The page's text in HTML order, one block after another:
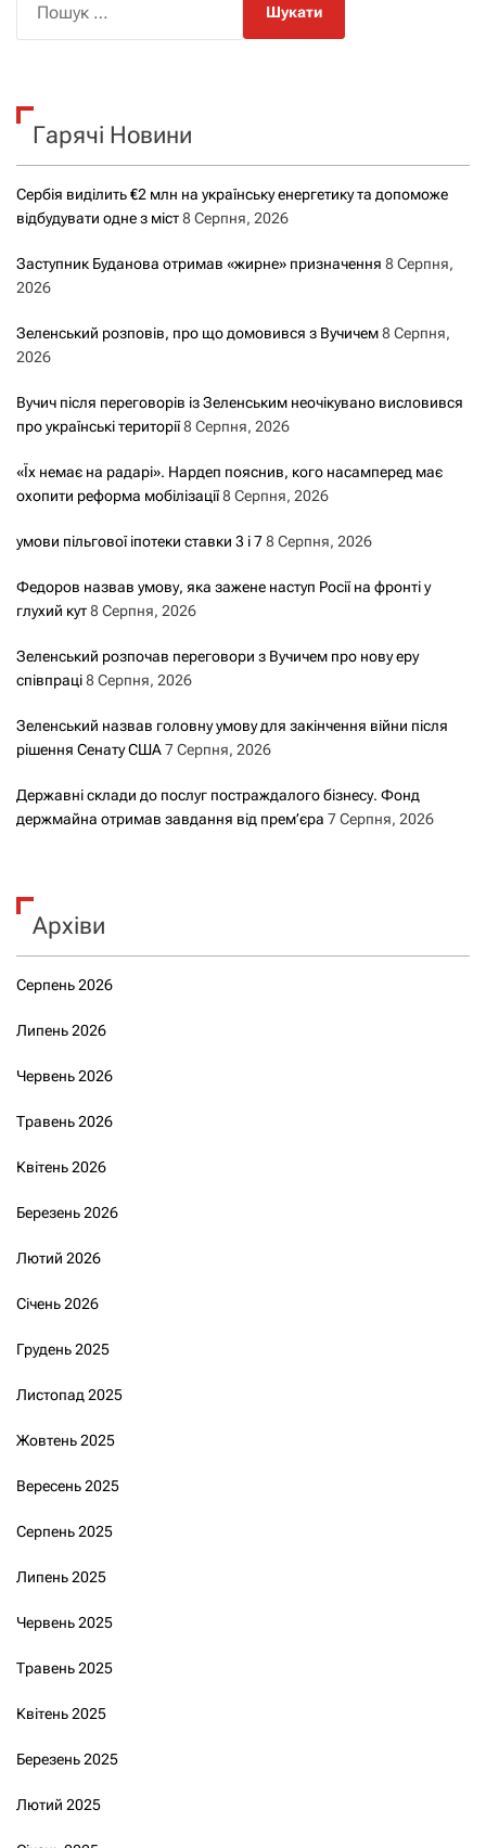
к
Гарячі Новини
Сербія виділить €2 млн на українську енергетику та допоможе
відбудувати одне з міст8 Серпня, 2026
Заступник Буданова отримав «жирне» призначення 8 Серпня,
2026
Зеленський розповів, про що домовився з Вучичем8 Серпня,
2026
Вучич після переговорів із Зеленським неочікувано висловився
про українські території8 Серпня, 2026
«Їх немає на радарі». Нардеп пояснив, кого насамперед має
охопити реформа мобілізації8 Серпня, 2026
умови пільгової іпотеки ставки 3 і 78 Серпня, 2026
Федоров назвав умову, яка зажене наступ Росії на фронті у
глухий кут8 Серпня, 2026
Зеленський розпочав переговори з Вучичем про нову еру
співпраці8 Серпня, 2026
Зеленський назвав головну умову для закінчення війни після
рішення Сенату США7 Серпня, 2026
Державні склади до послуг постраждалого бізнесу. Фонд
держмайна отримав завдання від прем’єра 7 Серпня, 2026
Архіви
Серпень 2026
Липень 2026
Червень 2026
Травень 2026
Квітень 2026
Березень 2026
Лютий 2026
Січень 2026
Грудень 2025
Листопад 2025
Жовтень 2025
Вересень 2025
Серпень 2025
Липень 2025
Червень 2025
Травень 2025
Квітень 2025
Березень 2025
Лютий 2025